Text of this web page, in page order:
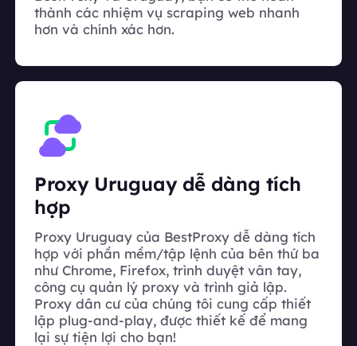
thành các nhiệm vụ scraping web nhanh
hơn và chính xác hơn.
Proxy Uruguay dễ dàng tích
hợp
Proxy Uruguay của BestProxy dễ dàng tích
hợp với phần mềm/tập lệnh của bên thứ ba
như Chrome, Firefox, trình duyệt vân tay,
công cụ quản lý proxy và trình giả lập.
Proxy dân cư của chúng tôi cung cấp thiết
lập plug-and-play, được thiết kế để mang
lại sự tiện lợi cho bạn!